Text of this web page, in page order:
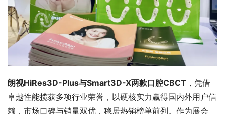
朗视HiRes3D-Plus与Smart3D-X两款口腔CBCT ，凭借
卓越性能揽获多项行业荣誉，以硬核实力赢得国内外用户信
赖，市场口碑与销量双优，稳居热销榜单前列。作为展会